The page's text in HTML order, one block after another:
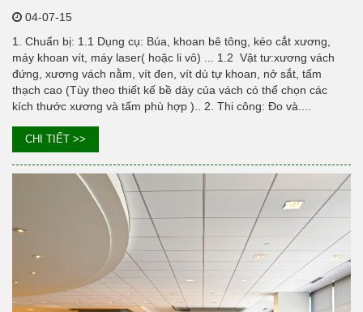
04-07-15
1. Chuẩn bị: 1.1 Dụng cụ: Búa, khoan bê tông, kéo cắt xương,
máy khoan vít, máy laser( hoặc li vô) ... 1.2 Vật tư:xương vách
đứng, xương vách nằm, vít đen, vít dù tự khoan, nở sắt, tấm
thạch cao (Tùy theo thiết kế bề dày của vách có thể chọn các
kích thước xương và tấm phù hợp ).. 2. Thi công: Đo và....
CHI TIẾT >>